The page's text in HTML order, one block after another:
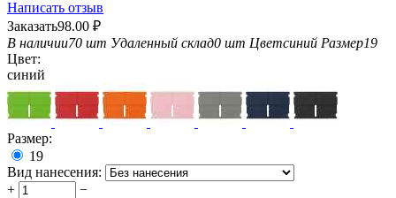
Написать отзыв
Заказать98.00 ₽
В наличии70 шт Удаленный склад0 шт Цветсиний Размер19
Цвет:
синий
Размер:
19
Вид нанесения:
+
−